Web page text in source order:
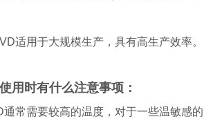
适用于大规模生产，具有高生产效率。
用时有什么注意事项：
常需要较高的温度，对于一些温敏感的